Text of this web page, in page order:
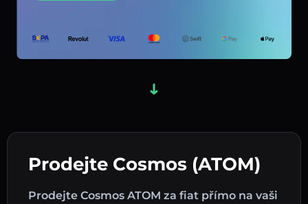
Prodejte Cosmos (ATOM)
Prodejte Cosmos ATOM za fiat přímo na vaši